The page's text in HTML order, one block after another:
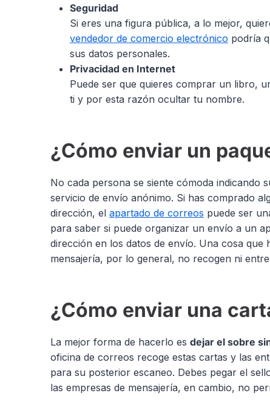
Seguridad
Si eres una figura pública, a lo mejor,
vendedor de comercio electrónico podría
sus datos personales.
Privacidad en Internet
Puede ser que quieres comprar un libro,
ti y por esta razón ocultar tu nombre.
¿Cómo enviar un
No cada persona se siente cómoda indicando
servicio de envío anónimo. Si has comprado
dirección, el apartado de correos puede ser
para saber si puede organizar un envío a un
dirección en los datos de envío. Una cosa que
mensajería, por lo general, no recogen ni
¿Cómo enviar una
La mejor forma de hacerlo es dejar el sobre
oficina de correos recoge estas cartas y las
para su posterior escaneo. Debes pegar el
las empresas de mensajería, en cambio, no